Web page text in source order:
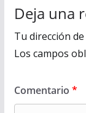
Deja una
Tu dirección
Los campos
Comentario *